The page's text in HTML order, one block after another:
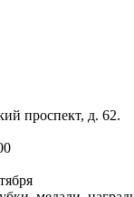
проспект, д. 62.